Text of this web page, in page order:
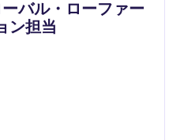
バル・ローファー
ン担当